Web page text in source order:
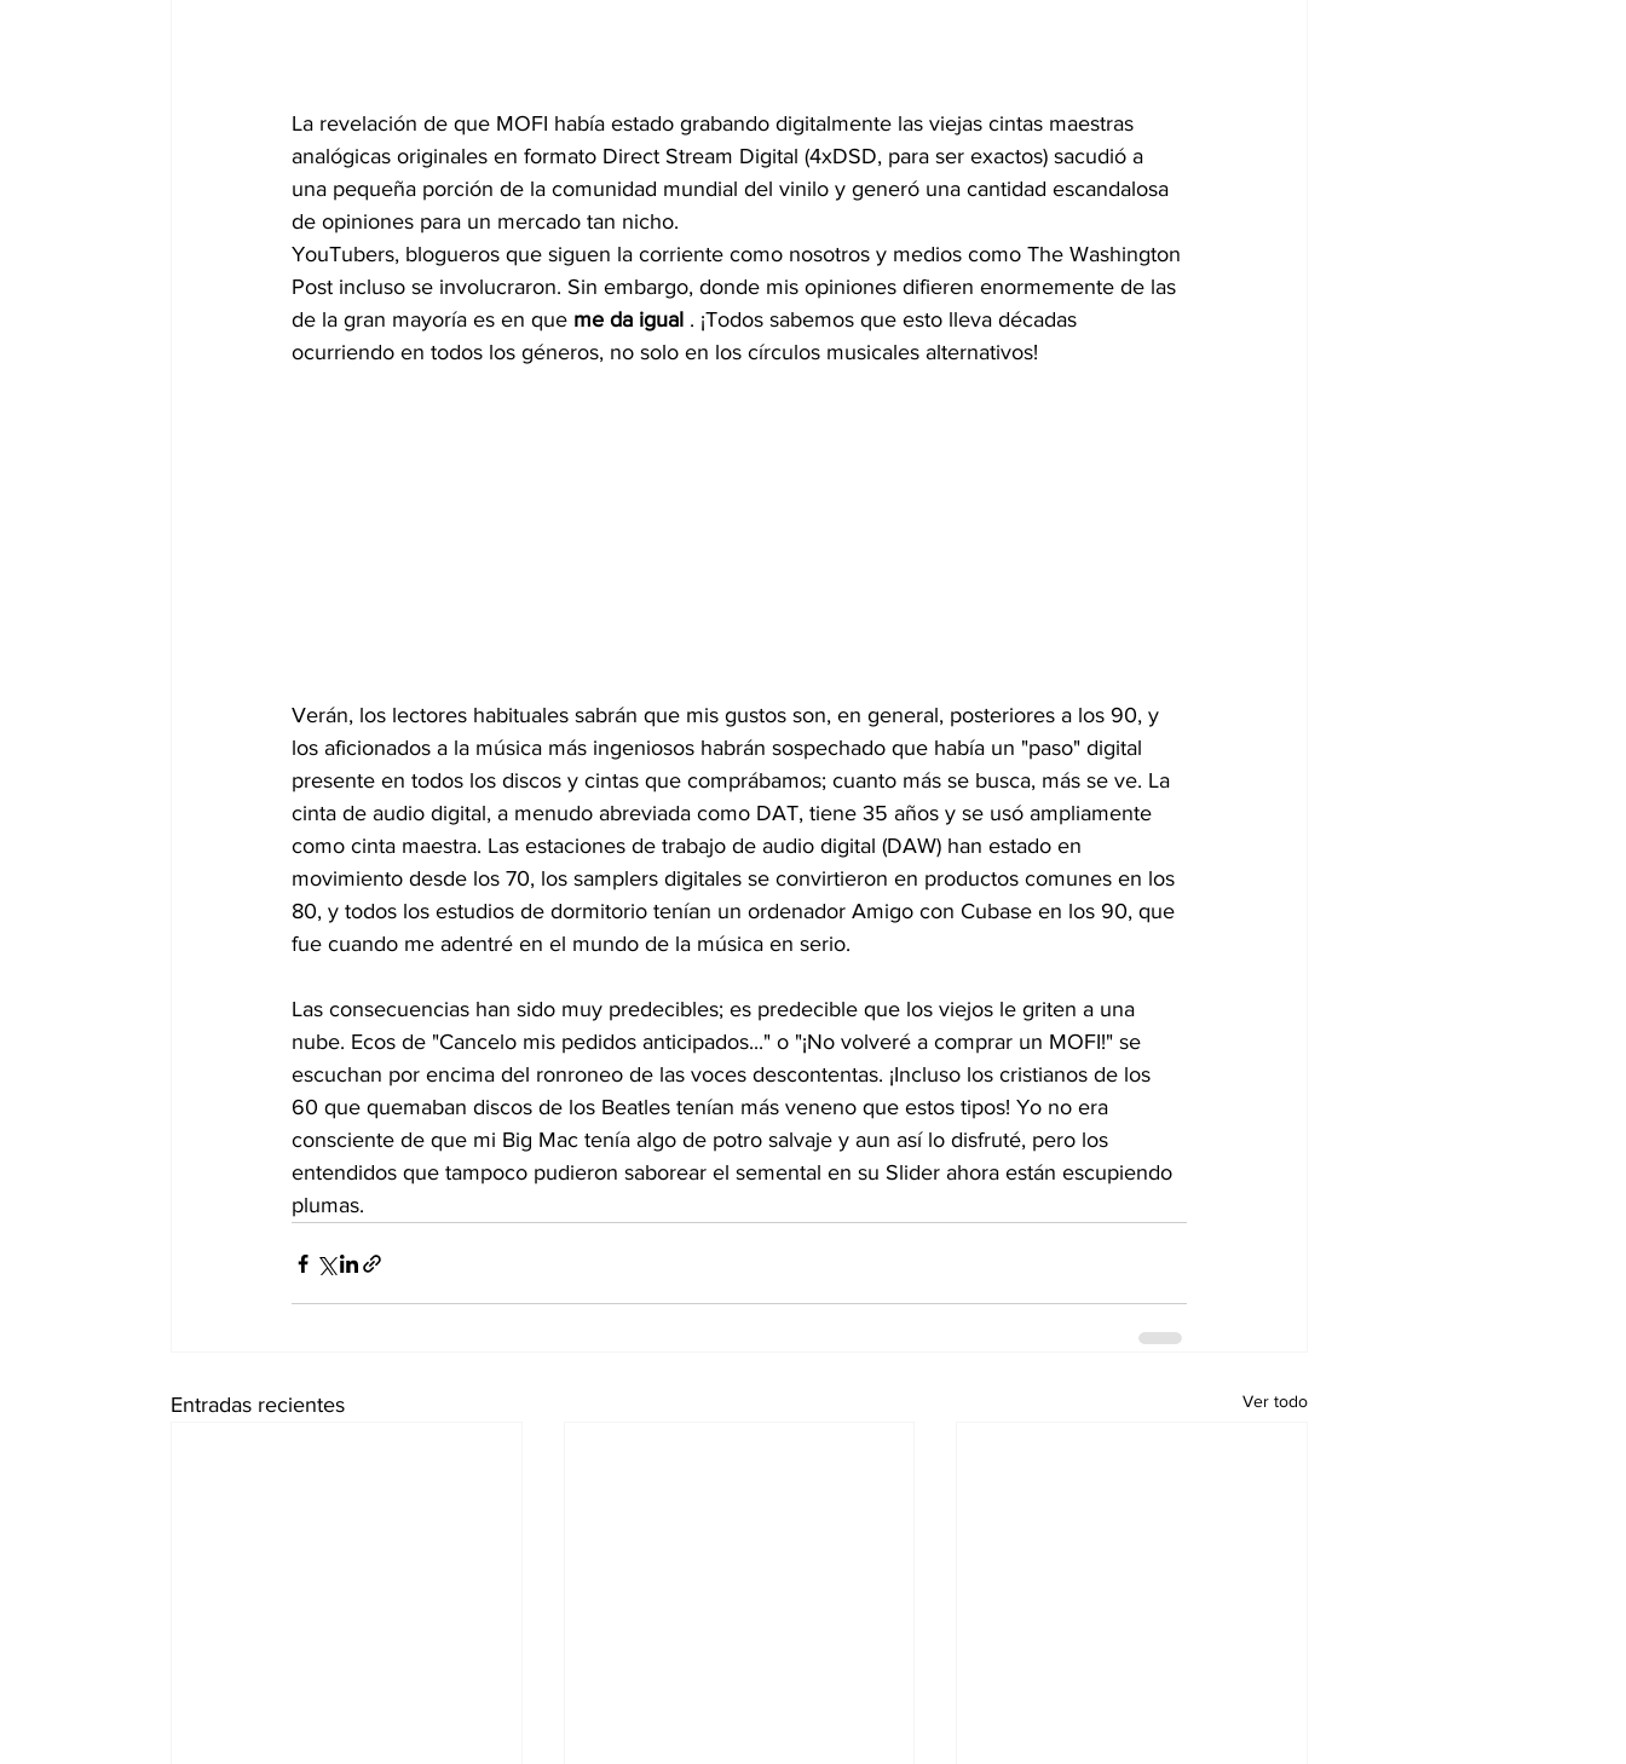
La revelación de que MOFI había estado grabando digitalmente las viejas cintas maestras
analógicas originales en formato Direct Stream Digital (4xDSD, para ser exactos) sacudió a
una pequeña porción de la comunidad mundial del vinilo y generó una cantidad escandalosa
de opiniones para un mercado tan nicho.
YouTubers, blogueros que siguen la corriente como nosotros y medios como The Washington
Post incluso se involucraron. Sin embargo, donde mis opiniones difieren enormemente de las
de la gran mayoría es en que me da igual . ¡Todos sabemos que esto lleva décadas
ocurriendo en todos los géneros, no solo en los círculos musicales alternativos!
Verán, los lectores habituales sabrán que mis gustos son, en general, posteriores a los 90, y
los aficionados a la música más ingeniosos habrán sospechado que había un "paso" digital
presente en todos los discos y cintas que comprábamos; cuanto más se busca, más se ve. La
cinta de audio digital, a menudo abreviada como DAT, tiene 35 años y se usó ampliamente
como cinta maestra. Las estaciones de trabajo de audio digital (DAW) han estado en
movimiento desde los 70, los samplers digitales se convirtieron en productos comunes en los
80, y todos los estudios de dormitorio tenían un ordenador Amigo con Cubase en los 90, que
fue cuando me adentré en el mundo de la música en serio.
Las consecuencias han sido muy predecibles; es predecible que los viejos le griten a una
nube. Ecos de "Cancelo mis pedidos anticipados..." o "¡No volveré a comprar un MOFI!" se
escuchan por encima del ronroneo de las voces descontentas. ¡Incluso los cristianos de los
60 que quemaban discos de los Beatles tenían más veneno que estos tipos! Yo no era
consciente de que mi Big Mac tenía algo de potro salvaje y aun así lo disfruté, pero los
entendidos que tampoco pudieron saborear el semental en su Slider ahora están escupiendo
plumas.
Entradas recientes Ver todo